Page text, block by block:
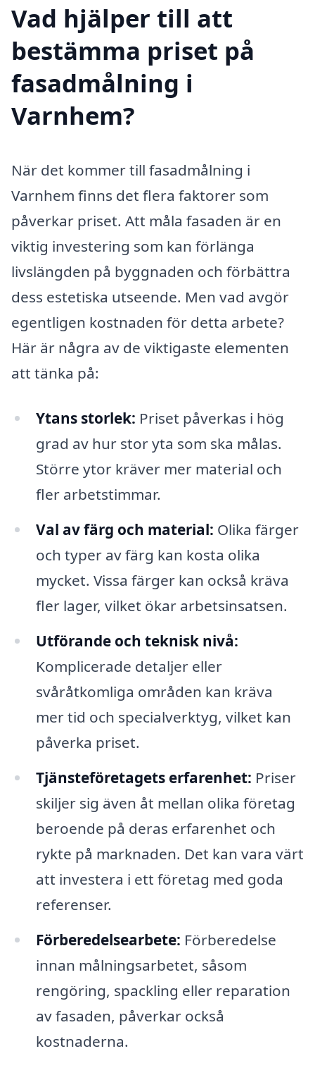
Vad hjälper till att
bestämma priset på
fasadmålning i
Varnhem?
När det kommer till fasadmålning i
Varnhem finns det flera faktorer som
påverkar priset. Att måla fasaden är en
viktig investering som kan förlänga
livslängden på byggnaden och förbättra
dess estetiska utseende. Men vad avgör
egentligen kostnaden för detta arbete?
Här är några av de viktigaste elementen
att tänka på:
Ytans storlek: Priset påverkas i hög
grad av hur stor yta som ska målas.
Större ytor kräver mer material och
fler arbetstimmar.
Val av färg och material: Olika färger
och typer av färg kan kosta olika
mycket. Vissa färger kan också kräva
fler lager, vilket ökar arbetsinsatsen.
Utförande och teknisk nivå:
Komplicerade detaljer eller
svåråtkomliga områden kan kräva
mer tid och specialverktyg, vilket kan
påverka priset.
Tjänsteföretagets erfarenhet: Priser
skiljer sig även åt mellan olika företag
beroende på deras erfarenhet och
rykte på marknaden. Det kan vara värt
att investera i ett företag med goda
referenser.
Förberedelsearbete: Förberedelse
innan målningsarbetet, såsom
rengöring, spackling eller reparation
av fasaden, påverkar också
kostnaderna.